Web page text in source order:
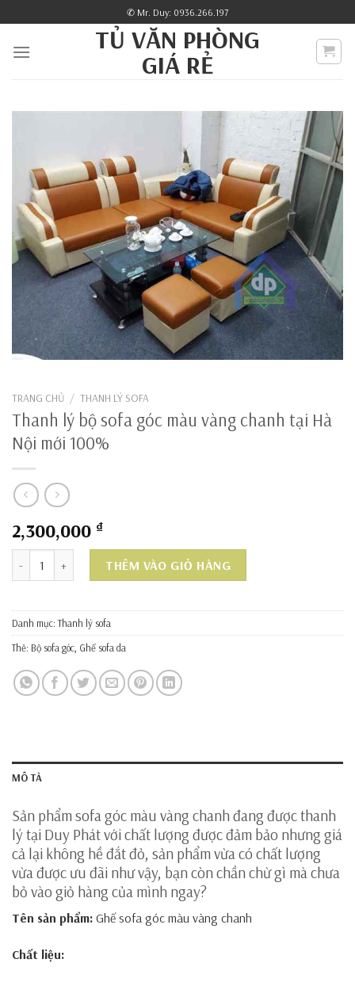
to
content
✆ Mr. Duy: 0936.266.197
TỦ VĂN PHÒNG
GIÁ RẺ
TRANG CHỦ / THANH LÝ SOFA
Thanh lý bộ sofa góc màu vàng chanh tại Hà
Nội mới 100%
2,300,000 ₫
Thanh lý bộ sofa góc màu vàng chanh tại Hà Nội mới 100% số
THÊM VÀO GIỎ HÀNG
Danh mục:Thanh lý sofa
Thẻ: Bộ sofa góc Ghế sofa da
MÔ TẢ
Sản phẩm sofa góc màu vàng chanh đang được thanh
lý tại Duy Phát với chất lượng được đảm bảo nhưng giá
cả lại không hề đắt đỏ, sản phẩm vừa có chất lượng
vừa được ưu đãi như vậy, bạn còn chần chừ gì mà chưa
bỏ vào giỏ hàng của mình ngay?
Tên sản phẩm: Ghế sofa góc màu vàng chanh
Chất liệu: